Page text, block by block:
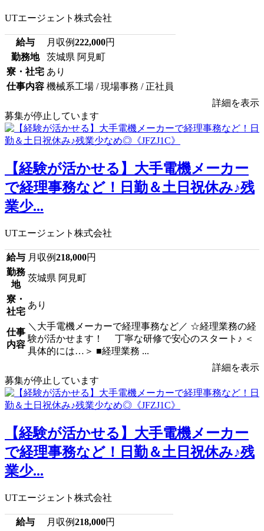
UTエージェント株式会社
給与 月収例222,000円
勤務地
茨城県 阿見町
寮・社宅 あり
仕事内容 機械系工場 / 現場事務 / 正社員
詳細を表示
募集が停止しています
【経験が活かせる】大手電機メーカー
で経理事務など！日勤＆土日祝休み♪残
業少...
UTエージェント株式会社
給与 月収例218,000円
勤務
地
茨城県 阿見町
寮・
社宅
あり
仕事
内容
＼大手電機メーカーで経理事務など／ ☆経理業務の経
験が活かせます！ 丁寧な研修で安心のスタート♪ ＜
具体的には…＞ ■経理業務 ...
詳細を表示
募集が停止しています
【経験が活かせる】大手電機メーカー
で経理事務など！日勤＆土日祝休み♪残
業少...
UTエージェント株式会社
給与 月収例218,000円